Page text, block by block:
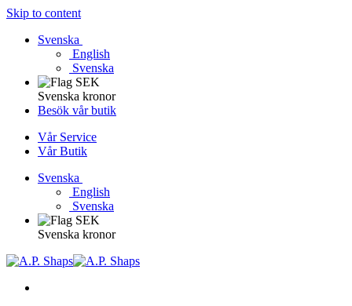
Skip to content
Svenska
English
Svenska
Svenska kronor
Besök vår butik
Vår Service
Vår Butik
Svenska
English
Svenska
Svenska kronor